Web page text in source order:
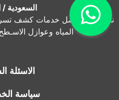
السعودية /
نحن نقدم أفضل خدمات كشف
المياه وعوازل
الاسئلة
سياسة